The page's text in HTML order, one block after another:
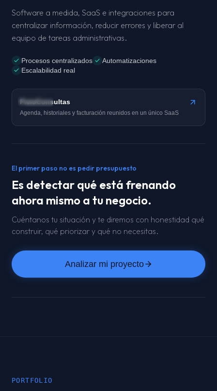
Software a medida, SaaS e integraciones para
centralizar información, reducir errores y liberar al
equipo de tareas administrativas.
Procesos centralizados
Automatizaciones
Escalabilidad real
Caso real
FisioConsultas
Agenda, historiales y facturación reunidos en un único SaaS
El primer paso no es pedir presupuesto
Es detectar qué está frenando
ahora mismo a tu negocio.
Cuéntanos tu situación y te diremos con honestidad qué
construir, qué priorizar y qué no necesitas.
Analizar mi proyecto
PORTFOLIO